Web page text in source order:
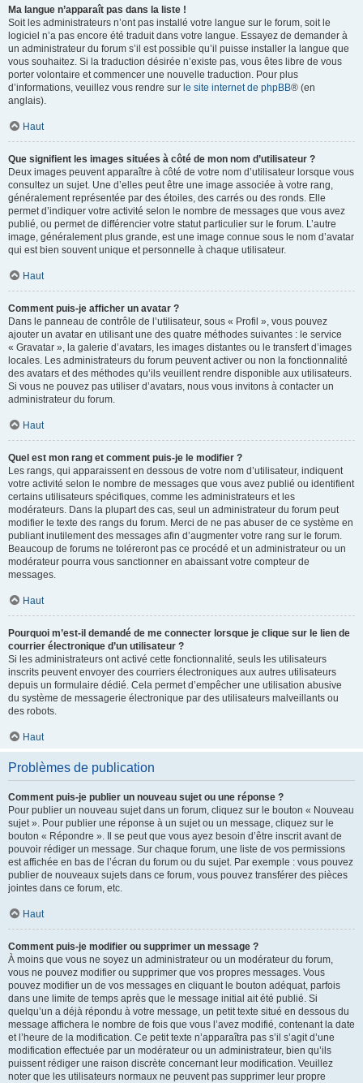
Ma langue n’apparaît pas dans la liste !
Soit les administrateurs n’ont pas installé votre langue sur le forum, soit le
logiciel n’a pas encore été traduit dans votre langue. Essayez de demander à
un administrateur du forum s’il est possible qu’il puisse installer la langue que
vous souhaitez. Si la traduction désirée n’existe pas, vous êtes libre de vous
porter volontaire et commencer une nouvelle traduction. Pour plus
d’informations, veuillez vous rendre sur le site internet de phpBB® (en
anglais).
Haut
Que signifient les images situées à côté de mon nom d’utilisateur ?
Deux images peuvent apparaître à côté de votre nom d’utilisateur lorsque vous
consultez un sujet. Une d’elles peut être une image associée à votre rang,
généralement représentée par des étoiles, des carrés ou des ronds. Elle
permet d’indiquer votre activité selon le nombre de messages que vous avez
publié, ou permet de différencier votre statut particulier sur le forum. L’autre
image, généralement plus grande, est une image connue sous le nom d’avatar
qui est bien souvent unique et personnelle à chaque utilisateur.
Haut
Comment puis-je afficher un avatar ?
Dans le panneau de contrôle de l’utilisateur, sous « Profil », vous pouvez
ajouter un avatar en utilisant une des quatre méthodes suivantes : le service
« Gravatar », la galerie d’avatars, les images distantes ou le transfert d’images
locales. Les administrateurs du forum peuvent activer ou non la fonctionnalité
des avatars et des méthodes qu’ils veuillent rendre disponible aux utilisateurs.
Si vous ne pouvez pas utiliser d’avatars, nous vous invitons à contacter un
administrateur du forum.
Haut
Quel est mon rang et comment puis-je le modifier ?
Les rangs, qui apparaissent en dessous de votre nom d’utilisateur, indiquent
votre activité selon le nombre de messages que vous avez publié ou identifient
certains utilisateurs spécifiques, comme les administrateurs et les
modérateurs. Dans la plupart des cas, seul un administrateur du forum peut
modifier le texte des rangs du forum. Merci de ne pas abuser de ce système en
publiant inutilement des messages afin d’augmenter votre rang sur le forum.
Beaucoup de forums ne toléreront pas ce procédé et un administrateur ou un
modérateur pourra vous sanctionner en abaissant votre compteur de
messages.
Haut
Pourquoi m’est-il demandé de me connecter lorsque je clique sur le lien de
courrier électronique d’un utilisateur ?
Si les administrateurs ont activé cette fonctionnalité, seuls les utilisateurs
inscrits peuvent envoyer des courriers électroniques aux autres utilisateurs
depuis un formulaire dédié. Cela permet d’empêcher une utilisation abusive
du système de messagerie électronique par des utilisateurs malveillants ou
des robots.
Haut
Problèmes de publication
Comment puis-je publier un nouveau sujet ou une réponse ?
Pour publier un nouveau sujet dans un forum, cliquez sur le bouton « Nouveau
sujet ». Pour publier une réponse à un sujet ou un message, cliquez sur le
bouton « Répondre ». Il se peut que vous ayez besoin d’être inscrit avant de
pouvoir rédiger un message. Sur chaque forum, une liste de vos permissions
est affichée en bas de l’écran du forum ou du sujet. Par exemple : vous pouvez
publier de nouveaux sujets dans ce forum, vous pouvez transférer des pièces
jointes dans ce forum, etc.
Haut
Comment puis-je modifier ou supprimer un message ?
À moins que vous ne soyez un administrateur ou un modérateur du forum,
vous ne pouvez modifier ou supprimer que vos propres messages. Vous
pouvez modifier un de vos messages en cliquant le bouton adéquat, parfois
dans une limite de temps après que le message initial ait été publié. Si
quelqu’un a déjà répondu à votre message, un petit texte situé en dessous du
message affichera le nombre de fois que vous l’avez modifié, contenant la date
et l’heure de la modification. Ce petit texte n’apparaîtra pas s’il s’agit d’une
modification effectuée par un modérateur ou un administrateur, bien qu’ils
puissent rédiger une raison discrète concernant leur modification. Veuillez
noter que les utilisateurs normaux ne peuvent pas supprimer leur propre